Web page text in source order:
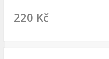
220 Kč